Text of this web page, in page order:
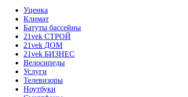
Уценка
Климат
Батуты бассейны
21vek СТРОЙ
21vek ДОМ
21vek БИЗНЕС
Велосипеды
Услуги
Телевизоры
Ноутбуки